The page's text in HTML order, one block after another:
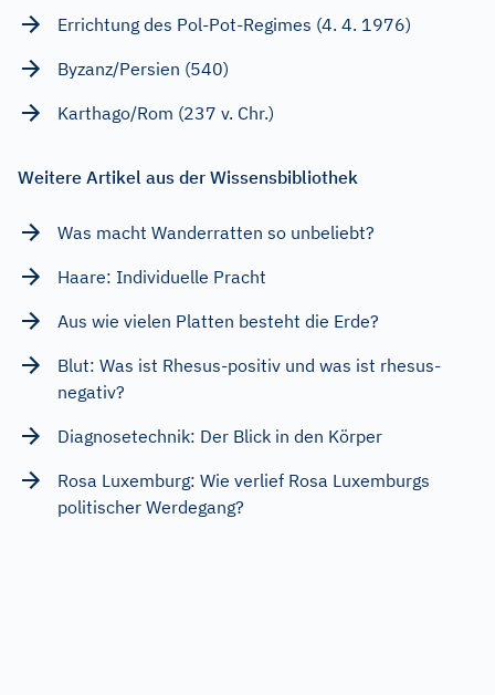
Errichtung des Pol-Pot-Regimes (4. 4. 1976)
Byzanz/Persien (540)
Karthago/Rom (237 v. Chr.)
Weitere Artikel aus der Wissensbibliothek
Was macht Wanderratten so unbeliebt?
Haare: Individuelle Pracht
Aus wie vielen Platten besteht die Erde?
Blut: Was ist Rhesus-positiv und was ist rhesus-
negativ?
Diagnosetechnik: Der Blick in den Körper
Rosa Luxemburg: Wie verlief Rosa Luxemburgs
politischer Werdegang?